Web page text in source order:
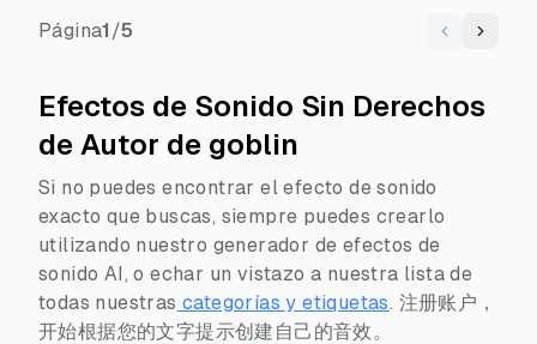
Página1 /5 Previous
Next
Efectos de Sonido Sin Derechos
de Autor de goblin
Si no puedes encontrar el efecto de sonido
exacto que buscas, siempre puedes crearlo
utilizando nuestro generador de efectos de
sonido AI, o echar un vistazo a nuestra lista de
todas nuestras categorías y etiquetas. 注册账户，
开始根据您的文字提示创建自己的音效。